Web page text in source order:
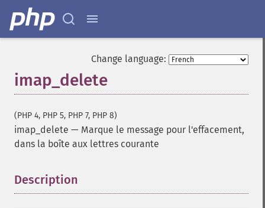
Change language:
imap_delete
(PHP 4, PHP 5, PHP 7, PHP 8)
imap_delete — Marque le message pour l'effacement,
dans la boîte aux lettres courante
Description